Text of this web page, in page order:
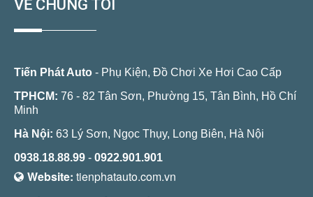
VỀ CHÚNG TÔI
Tiến Phát Auto - Phụ Kiện, Đồ Chơi Xe Hơi Cao Cấp
TPHCM: 76 - 82 Tân Sơn, Phường 15, Tân Bình, Hồ Chí
Minh
Hà Nội: 63 Lý Sơn, Ngọc Thụy, Long Biên, Hà Nội
0938.18.88.99 - 0922.901.901
Website: tienphatauto.com.vn